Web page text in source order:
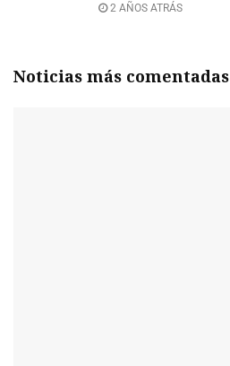
2 AÑOS ATRÁS
Noticias más comentadas